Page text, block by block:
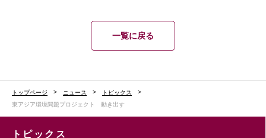
一覧に戻る
トップページ ニュース
トピックス
東アジア環境問題プロジェクト 動き出す
トピックス